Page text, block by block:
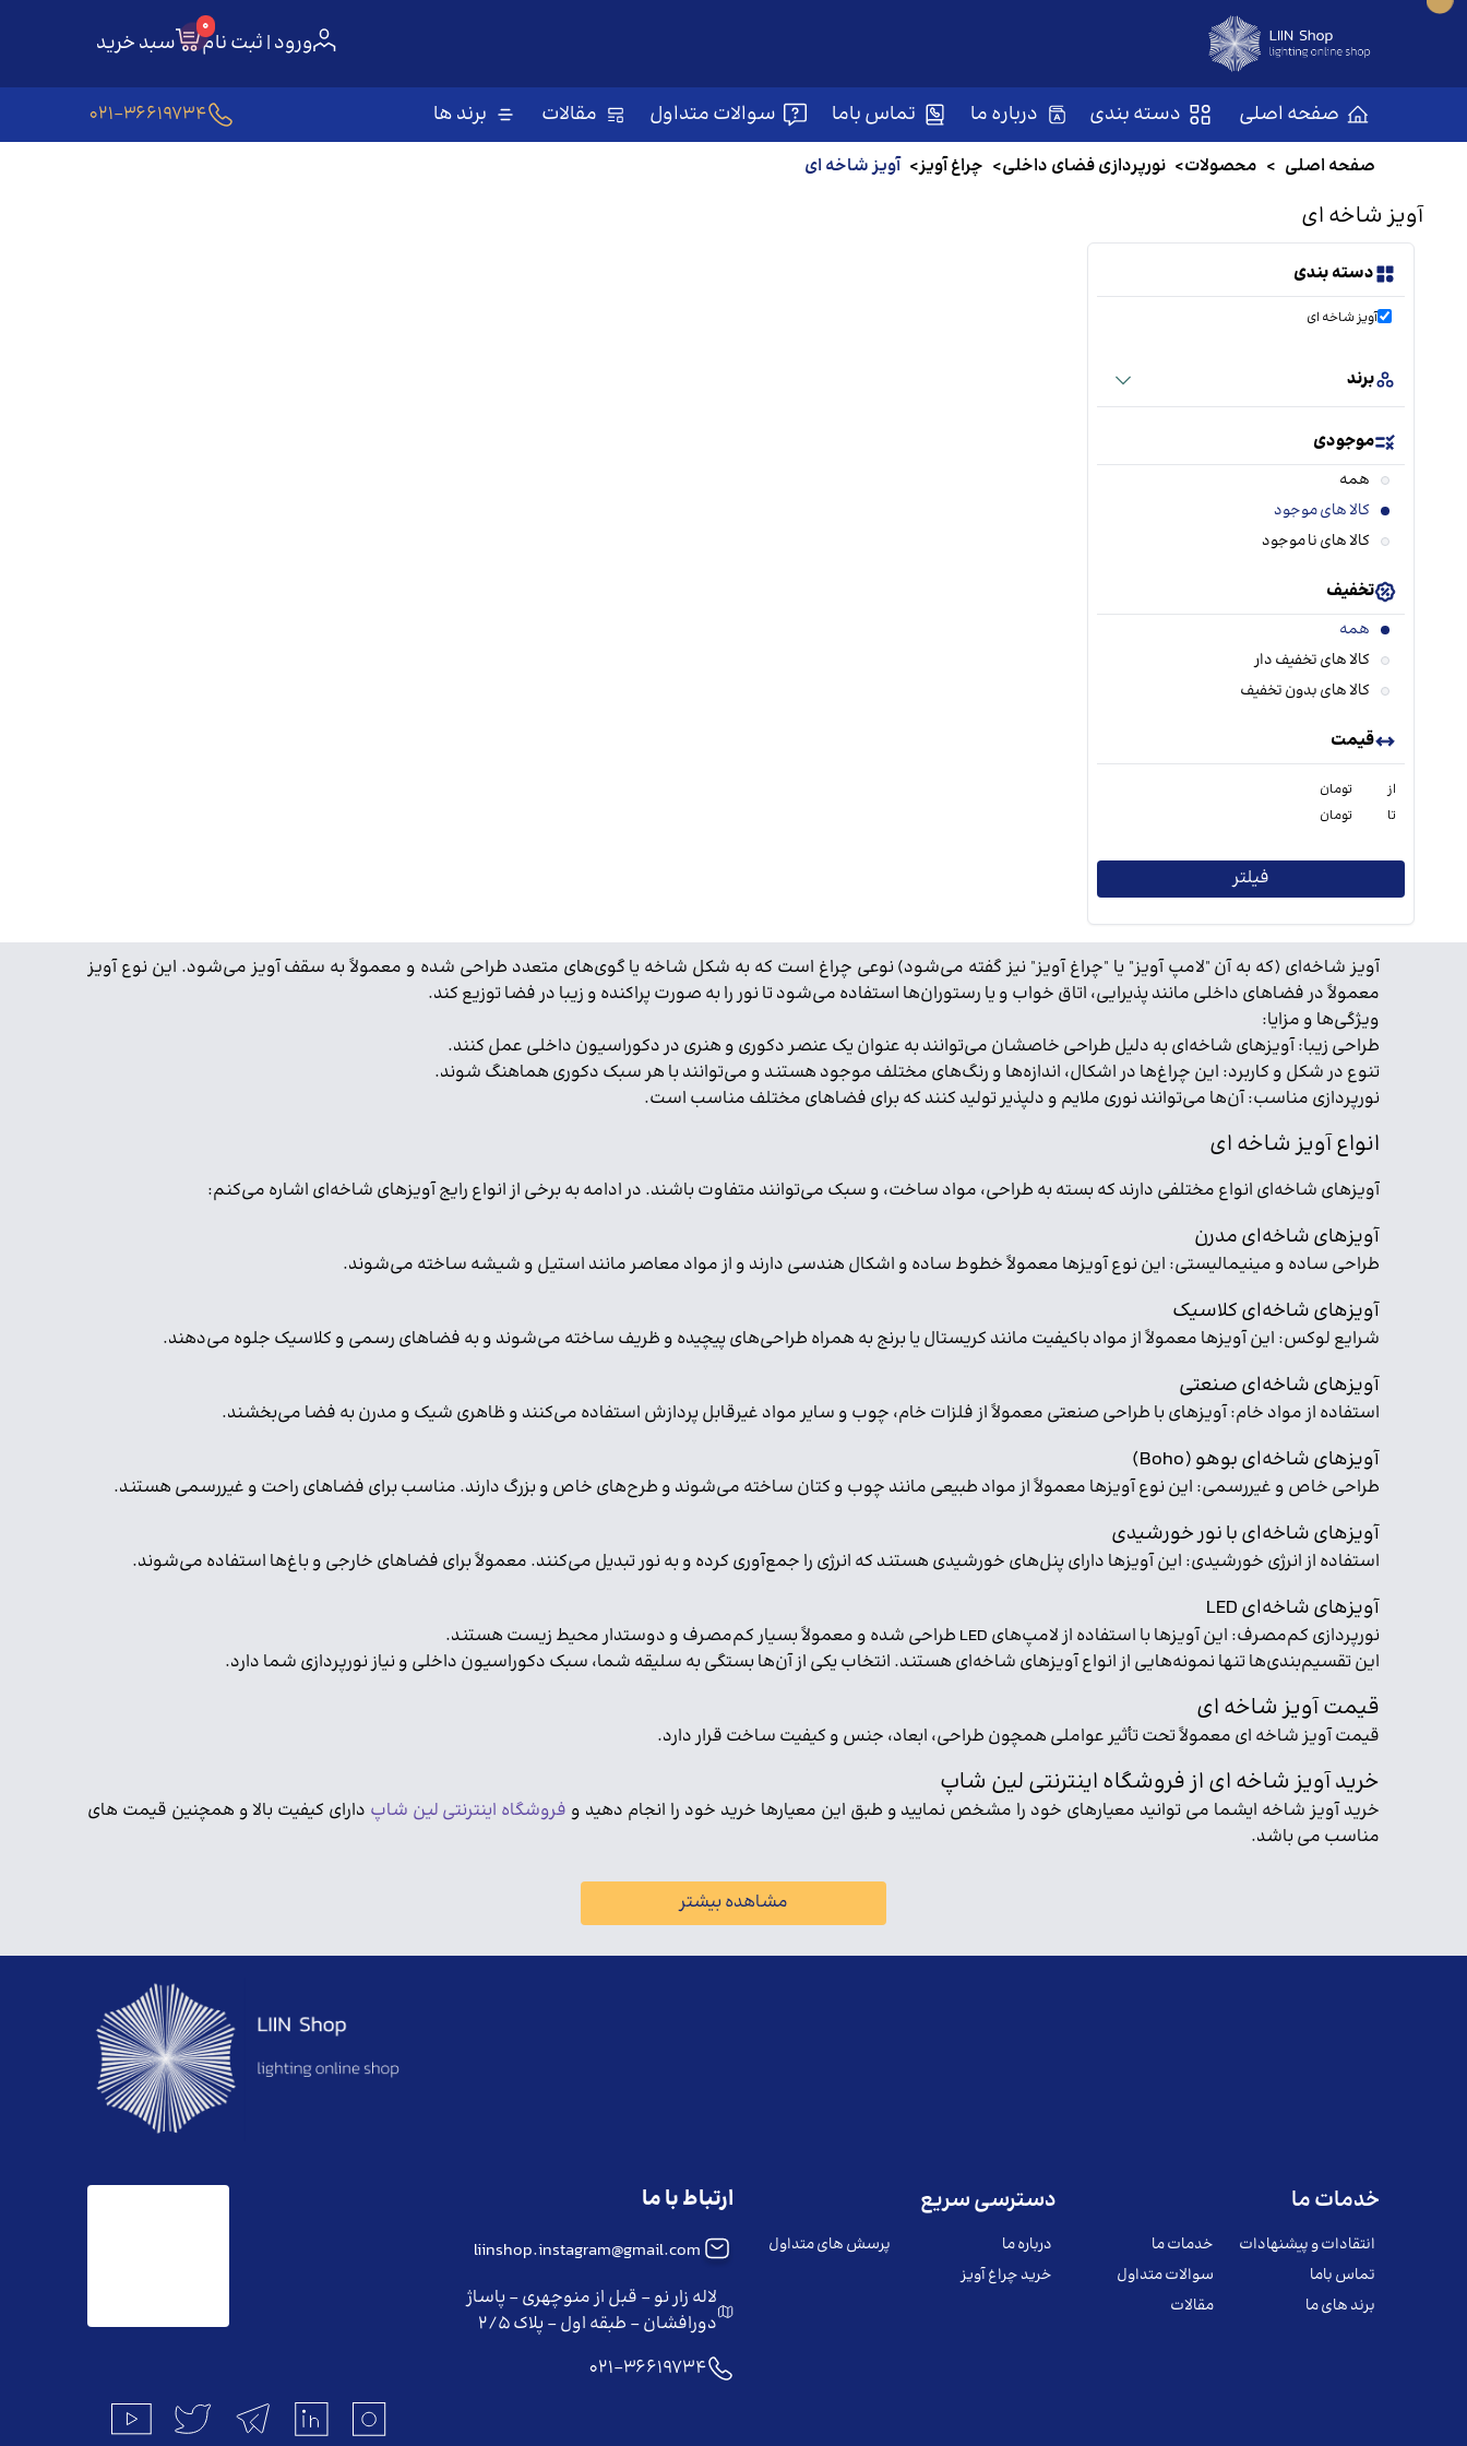
ورود | ثبت نام
0
سبد خرید
صفحه اصلی دسته بندی درباره ما تماس باما سوالات متداول مقالات برند ها
021-36619734
صفحه اصلی > محصولات> نورپردازی فضای داخلی> چراغ‌ آویز> آویز شاخه ای
آویز شاخه ای
دسته بندی
آویز شاخه ای
برند
موجودی
همه
کالا های موجود
کالا های نا موجود
تخفیف
همه
کالا های تخفیف دار
کالا های بدون تخفیف
قیمت
از
تومان
تا
تومان
فیلتر
آویز شاخه‌ای (که به آن "لامپ آویز" یا "چراغ آویز" نیز گفته می‌شود) نوعی چراغ است که به شکل شاخه یا گوی‌های متعدد طراحی شده و معمولاً به سقف آویز می‌شود. این نوع آویز
معمولاً در فضاهای داخلی مانند پذیرایی، اتاق خواب و یا رستوران‌ها استفاده می‌شود تا نور را به صورت پراکنده و زیبا در فضا توزیع کند.
ویژگی‌ها و مزایا:
طراحی زیبا: آویزهای شاخه‌ای به دلیل طراحی خاصشان می‌توانند به عنوان یک عنصر دکوری و هنری در دکوراسیون داخلی عمل کنند.
تنوع در شکل و کاربرد: این چراغ‌ها در اشکال، اندازه‌ها و رنگ‌های مختلف موجود هستند و می‌توانند با هر سبک دکوری هماهنگ شوند.
نورپردازی مناسب: آن‌ها می‌توانند نوری ملایم و دلپذیر تولید کنند که برای فضاهای مختلف مناسب است.
انواعآویز شاخه ای
آویزهای شاخه‌ای انواع مختلفی دارند که بسته به طراحی، مواد ساخت، و سبک می‌توانند متفاوت باشند. در ادامه به برخی از انواع رایج آویزهای شاخه‌ای اشاره می‌کنم:
آویزهای شاخه‌ای مدرن
طراحی ساده و مینیمالیستی: این نوع آویزها معمولاً خطوط ساده و اشکال هندسی دارند و از مواد معاصر مانند استیل و شیشه ساخته می‌شوند.
آویزهای شاخه‌ای کلاسیک
شرایع لوکس: این آویزها معمولاً از مواد باکیفیت مانند کریستال یا برنج به همراه طراحی‌های پیچیده و ظریف ساخته می‌شوند و به فضاهای رسمی و کلاسیک جلوه می‌دهند.
آویزهای شاخه‌ای صنعتی
استفاده از مواد خام: آویزهای با طراحی صنعتی معمولاً از فلزات خام، چوب و سایر مواد غیرقابل پردازش استفاده می‌کنند و ظاهری شیک و مدرن به فضا می‌بخشند.
آویزهای شاخه‌ای بوهو (Boho)
طراحی خاص و غیررسمی: این نوع آویزها معمولاً از مواد طبیعی مانند چوب و کتان ساخته می‌شوند و طرح‌های خاص و بزرگ دارند. مناسب برای فضاهای راحت و غیررسمی هستند.
آویزهای شاخه‌ای با نور خورشیدی
استفاده از انرژی خورشیدی: این آویزها دارای پنل‌های خورشیدی هستند که انرژی را جمع‌آوری کرده و به نور تبدیل می‌کنند. معمولاً برای فضاهای خارجی و باغ‌ها استفاده می‌شوند.
آویزهای شاخه‌ای LED
نورپردازی کم‌مصرف: این آویزها با استفاده از لامپ‌های LED طراحی شده و معمولاً بسیار کم‌مصرف و دوستدار محیط زیست هستند.
این تقسیم‌بندی‌ها تنها نمونه‌هایی از انواع آویزهای شاخه‌ای هستند. انتخاب یکی از آن‌ها بستگی به سلیقه شما، سبک دکوراسیون داخلی و نیاز نورپردازی شما دارد.
قیمت آویز شاخه ای
قیمت آویز شاخه ای معمولاً تحت تأثیر عواملی همچون طراحی، ابعاد، جنس و کیفیت ساخت قرار دارد.
خرید آویز شاخه ای از فروشگاه اینترنتی لین شاپ
خرید آویز شاخه ایشما می توانید معیارهای خود را مشخص نمایید و طبق این معیارها خرید خود را انجام دهید و فروشگاه اینترنتی لین شاپ دارای کیفیت بالا و همچنین قیمت های
مناسب می باشد.
مشاهده بیشتر
خدمات ما
انتقادات و پیشنهادات
خدمات ما
تماس باما
سوالات متداول
برند های ما
مقالات
دسترسی سریع
درباره ما
پرسش های متداول
خرید چراغ آویز
ارتباط با ما
liinshop.instagram@gmail.com
لاله زار نو - قبل از منوچهری - پاساژ
دورافشان - طبقه اول - پلاک ۲/۵
021-36619734